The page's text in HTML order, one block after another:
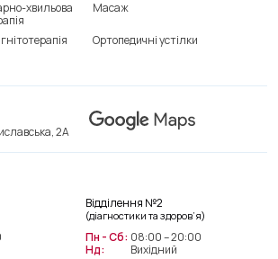
Відділення №2
(діагностики та здоров’я)
Пн - Сб: 08:00 – 20:00
Нд:
Вихідний
2А
хвильова
Масаж
Ортопедичні устілки
+38(066) 209 52 46